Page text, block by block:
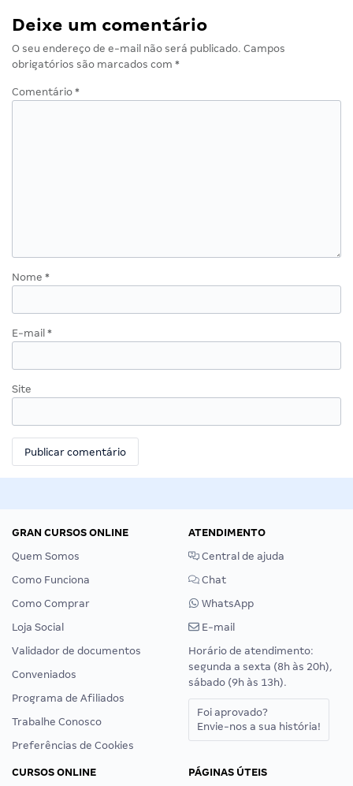
Deixe um comentário
O seu endereço de e-mail não será publicado. Campos
obrigatórios são marcados com *
Comentário *
Nome *
E-mail *
Site
GRAN CURSOS ONLINE
Quem Somos
Como Funciona
Como Comprar
Loja Social
Validador de documentos
Conveniados
Programa de Afiliados
Trabalhe Conosco
Preferências de Cookies
ATENDIMENTO
Central de ajuda
Chat
WhatsApp
E-mail
Horário de atendimento:
segunda a sexta (8h às 20h),
sábado (9h às 13h).
Foi aprovado?
Envie-nos a sua história!
CURSOS ONLINE
PÁGINAS ÚTEIS